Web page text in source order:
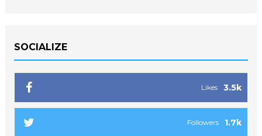
SOCIALIZE
3.5k
Likes
1.7k
Followers